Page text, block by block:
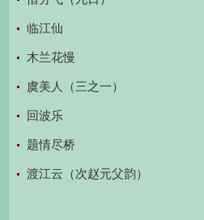
临江仙
木兰花慢
虞美人（三之一）
回波乐
题情尽桥
渡江云（次赵元父韵）